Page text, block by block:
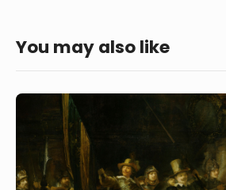
You may also like
Рембрант
(Ночной
Дозор)